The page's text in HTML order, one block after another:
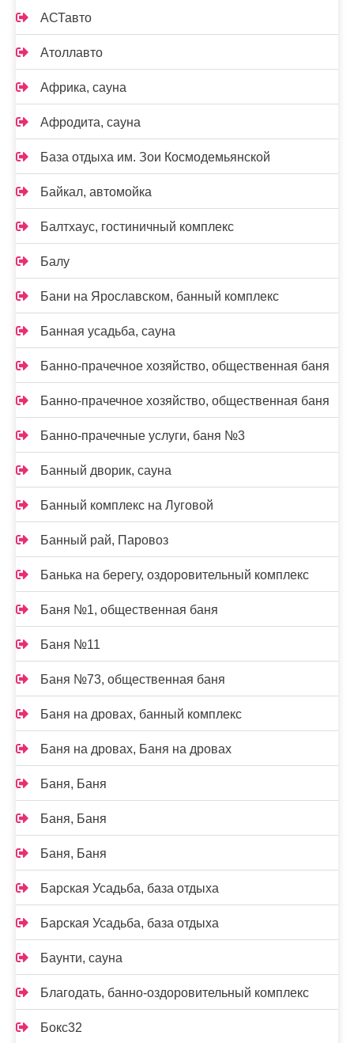
АСТавто
Атоллавто
Африка, сауна
Афродита, сауна
База отдыха им. Зои Космодемьянской
Байкал, автомойка
Балтхаус, гостиничный комплекс
Балу
Бани на Ярославском, банный комплекс
Банная усадьба, сауна
Банно-прачечное хозяйство, общественная баня
Банно-прачечное хозяйство, общественная баня
Банно-прачечные услуги, баня №3
Банный дворик, сауна
Банный комплекс на Луговой
Банный рай, Паровоз
Банька на берегу, оздоровительный комплекс
Баня №1, общественная баня
Баня №11
Баня №73, общественная баня
Баня на дровах, банный комплекс
Баня на дровах, Баня на дровах
Баня, Баня
Баня, Баня
Баня, Баня
Барская Усадьба, база отдыха
Барская Усадьба, база отдыха
Баунти, сауна
Благодать, банно-оздоровительный комплекс
Бокс32